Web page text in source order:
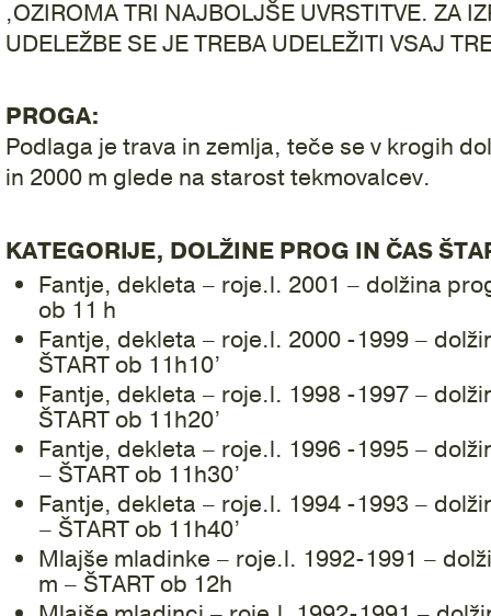
,OZIROMA TRI NAJBOLJŠE UVRSTITVE. ZA
UDELEŽBE SE JE TREBA UDELEŽITI VSAJ
PROGA:
Podlaga je trava in zemlja, teče se v krogih
in 2000 m glede na starost tekmovalcev.
KATEGORIJE, DOLŽINE PROG IN ČAS
Fantje, dekleta – roje.l. 2001 – dolžina
ob 11 h
Fantje, dekleta – roje.l. 2000 -1999 –
ŠTART ob 11h10’
Fantje, dekleta – roje.l. 1998 -1997 –
ŠTART ob 11h20’
Fantje, dekleta – roje.l. 1996 -1995 –
– ŠTART ob 11h30’
Fantje, dekleta – roje.l. 1994 -1993 –
– ŠTART ob 11h40’
Mlajše mladinke – roje.l. 1992-1991 –
m – ŠTART ob 12h